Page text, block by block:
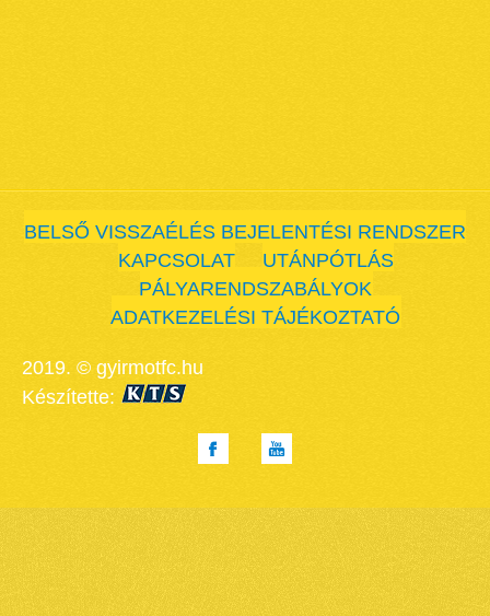
BELSŐ VISSZAÉLÉS BEJELENTÉSI RENDSZER
KAPCSOLAT
UTÁNPÓTLÁS
PÁLYARENDSZABÁLYOK
ADATKEZELÉSI TÁJÉKOZTATÓ
2019. © gyirmotfc.hu
Készítette: